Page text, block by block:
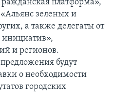
платформа»,
зеленых и
а также делегаты от
и регионов.
будут
о необходимости
городских